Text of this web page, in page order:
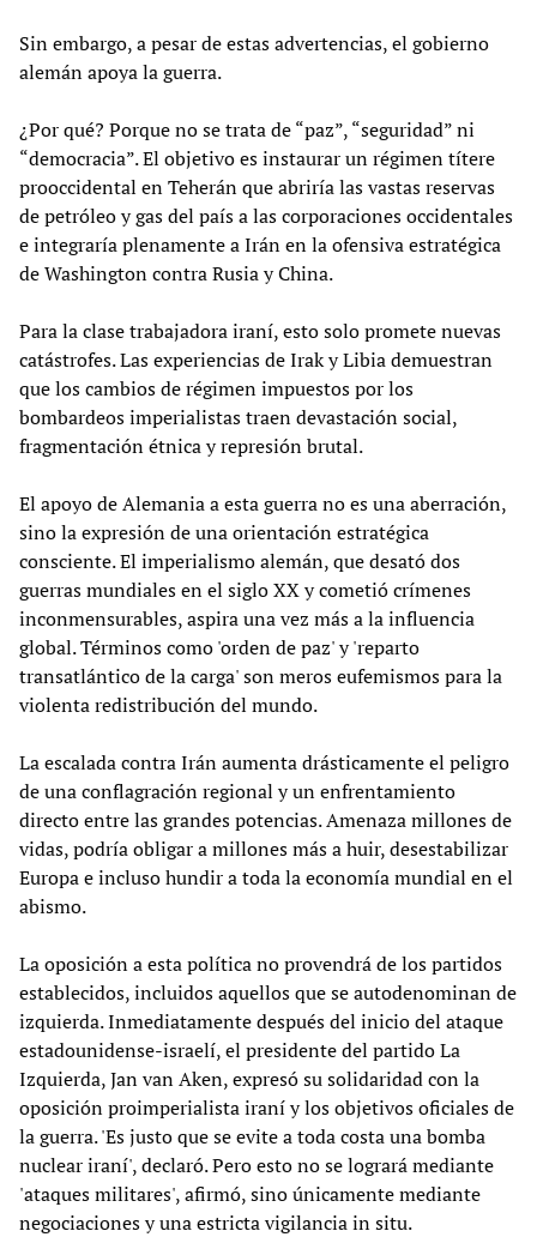
Sin embargo, a pesar de estas advertencias, el gobierno
alemán apoya la guerra.
¿Por qué? Porque no se trata de “paz”, “seguridad” ni
“democracia”. El objetivo es instaurar un régimen títere
prooccidental en Teherán que abriría las vastas reservas
de petróleo y gas del país a las corporaciones occidentales
e integraría plenamente a Irán en la ofensiva estratégica
de Washington contra Rusia y China.
Para la clase trabajadora iraní, esto solo promete nuevas
catástrofes. Las experiencias de Irak y Libia demuestran
que los cambios de régimen impuestos por los
bombardeos imperialistas traen devastación social,
fragmentación étnica y represión brutal.
El apoyo de Alemania a esta guerra no es una aberración,
sino la expresión de una orientación estratégica
consciente. El imperialismo alemán, que desató dos
guerras mundiales en el siglo XX y cometió crímenes
inconmensurables, aspira una vez más a la influencia
global. Términos como 'orden de paz' y 'reparto
transatlántico de la carga' son meros eufemismos para la
violenta redistribución del mundo.
La escalada contra Irán aumenta drásticamente el peligro
de una conflagración regional y un enfrentamiento
directo entre las grandes potencias. Amenaza millones de
vidas, podría obligar a millones más a huir, desestabilizar
Europa e incluso hundir a toda la economía mundial en el
abismo.
La oposición a esta política no provendrá de los partidos
establecidos, incluidos aquellos que se autodenominan de
izquierda. Inmediatamente después del inicio del ataque
estadounidense-israelí, el presidente del partido La
Izquierda, Jan van Aken, expresó su solidaridad con la
oposición proimperialista iraní y los objetivos oficiales de
la guerra. 'Es justo que se evite a toda costa una bomba
nuclear iraní', declaró. Pero esto no se logrará mediante
'ataques militares', afirmó, sino únicamente mediante
negociaciones y una estricta vigilancia in situ.